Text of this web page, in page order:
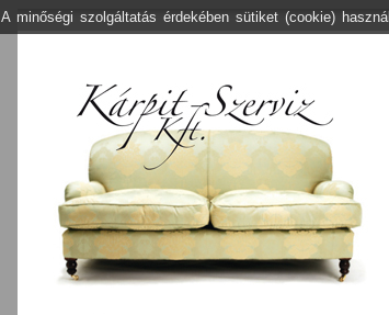
A minőségi szolgáltatás érdekében sütiket (cookie)